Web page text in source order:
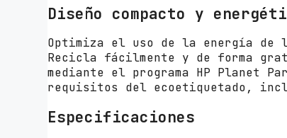
Diseño compacto y
Optimiza el uso de la energía de
Recicla fácilmente y de forma
mediante el programa HP Planet
requisitos del ecoetiquetado,
Especificaciones